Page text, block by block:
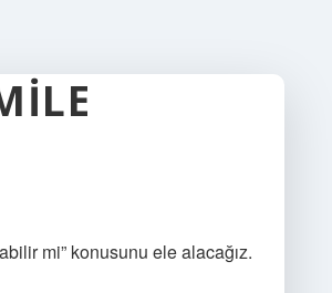
mi” konusunu ele alacağız.